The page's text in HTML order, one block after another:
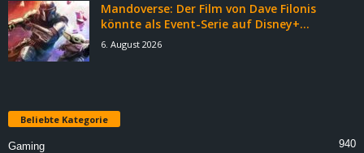
Mandoverse: Der Film von Dave Filonis
könnte als Event-Serie auf Disney+...
6. August 2026
Beliebte Kategorie
Gaming 940